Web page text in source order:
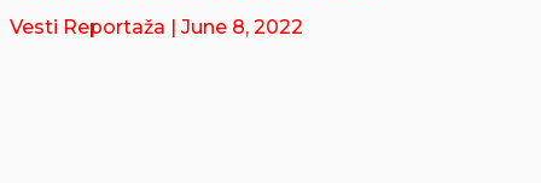
Vesti Reportaža | June 8, 2022